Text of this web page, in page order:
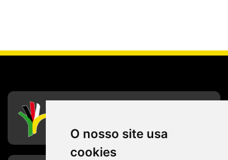
O nosso site usa
cookies